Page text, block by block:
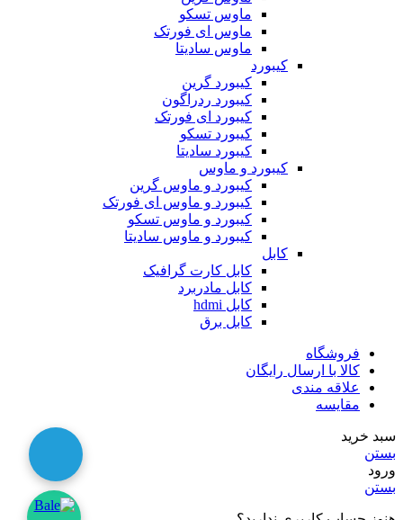
ماوس تسکو
ماوس ای فورتک
ماوس سادیتا
کیبورد
کیبورد گرین
کیبورد ردراگون
کیبورد ای فورتک
کیبورد تسکو
کیبورد سادیتا
کیبورد و ماوس
کیبورد و ماوس گرین
کیبورد و ماوس ای فورتک
کیبورد و ماوس تسکو
کیبورد و ماوس سادیتا
کابل
کابل کارت گرافیک
کابل مادربرد
کابل hdmi
کابل برق
فروشگاه
کالا با ارسال رایگان
علاقه مندی
مقایسه
سبد خرید
بستن
ورود
بستن